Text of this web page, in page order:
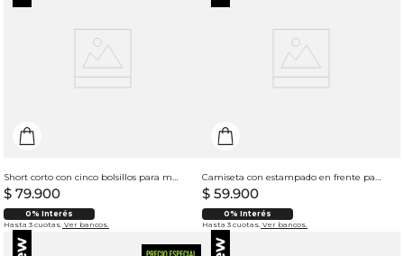
Short corto con cinco bolsillos para mujer
$ 79.900
0% Interés
Hasta 3 cuotas. Ver bancos.
Camiseta con estampado en frente para mujer
$ 59.900
0% Interés
Hasta 3 cuotas. Ver bancos.